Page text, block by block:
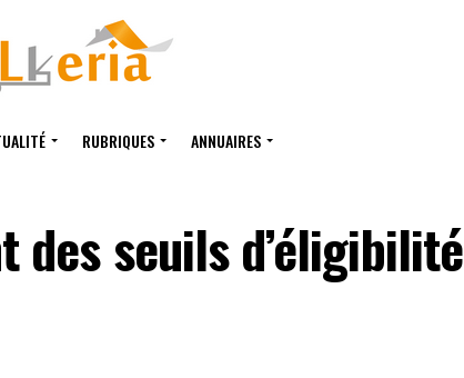
RUBRIQUES ANNUAIRES
des seuils d’éligibilité